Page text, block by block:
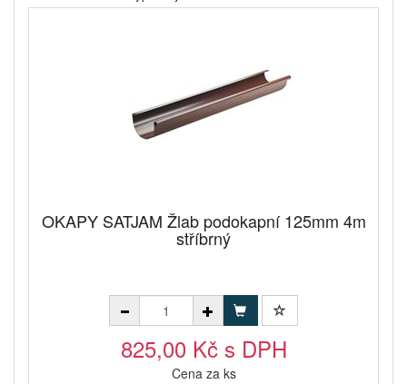
OKAPY SATJAM Žlab podokapní 125mm 4m
stříbrný
825,00 Kč s DPH
Cena za ks